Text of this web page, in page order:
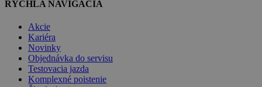
RÝCHLA NAVIGÁCIA
Akcie
Kariéra
Novinky
Objednávka do servisu
Testovacia jazda
Komplexné poistenie